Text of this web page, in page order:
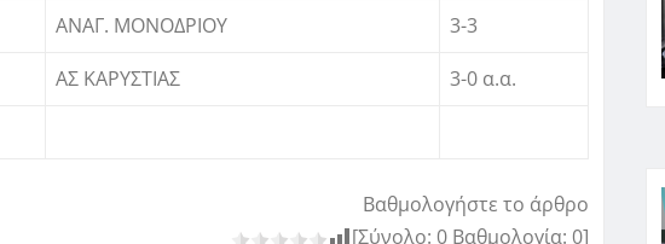
ΑΝΑΓ. ΜΟΝΟΔΡΙΟΥ
3-3
ΑΣ ΚΑΡΥΣΤΙΑΣ
3-0 α.α.
Βαθμολογήστε το άρθρο
[Σύνολο: 0 Βαθμολογία: 0]